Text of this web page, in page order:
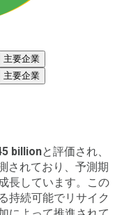
主要企業
主要企業
billionと評価され、
されており、予測期
長しています。この
持続可能でリサイク